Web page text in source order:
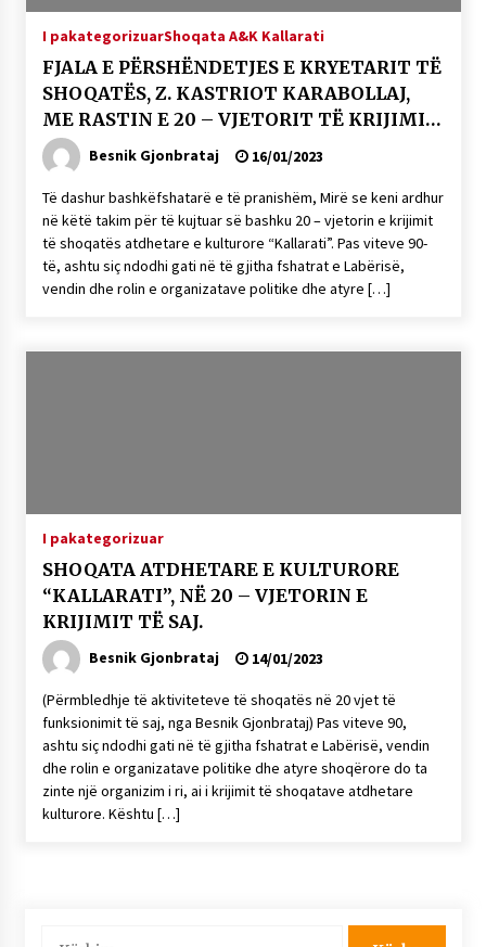
ZHVILLUA EDICIONI I TRETË I PIKNIKU
26/05/2026
Gazeta Kallarati nr. 117
03/05/2026
Gazeta Kallarati nr. 116
28/01/2026
Mbi kockat e martirëve ngrihet Atdheu
17/10/2025
14/10/2025
RINDËRTIMIN E VENDIT – NGA ÇIZE XHAFERAJ
22/09/2025
– ËNGJËLL HASIMAJ – “KUJTIMET E MIA PËR
KALLARATIN SI MËSUES I MATEMATIKËS, POR
EDHE SI NJË BANOR I PËRKOHSHËM I TIJ”
12/09/2025
06/02/2025
I pakategorizuarShoqata A&K Kallarati
FJALA E PËRSHËNDETJES E KRYETARIT TË
SHOQATËS, Z. KASTRIOT KARABOLLAJ,
ME RASTIN E 20 – VJETORIT TË KRIJIMIT
TË SHOQATËS “KALLARATI”
Besnik Gjonbrataj 16/01/2023
Të dashur bashkëfshatarë e të pranishëm, Mirë se keni ardhur
në këtë takim për të kujtuar së bashku 20 – vjetorin e krijimit
të shoqatës atdhetare e kulturore “Kallarati”. Pas viteve 90-
të, ashtu siç ndodhi gati në të gjitha fshatrat e Labërisë,
vendin dhe rolin e organizatave politike dhe atyre […]
I pakategorizuar
SHOQATA ATDHETARE E KULTURORE
“KALLARATI”, NË 20 – VJETORIN E
KRIJIMIT TË SAJ.
Besnik Gjonbrataj 14/01/2023
(Përmbledhje të aktiviteteve të shoqatës në 20 vjet të
funksionimit të saj, nga Besnik Gjonbrataj) Pas viteve 90,
ashtu siç ndodhi gati në të gjitha fshatrat e Labërisë, vendin
dhe rolin e organizatave politike dhe atyre shoqërore do ta
zinte një organizim i ri, ai i krijimit të shoqatave atdhetare
kulturore. Kështu […]